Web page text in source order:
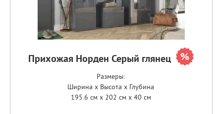
Прихожая Норден Серый глянец
Размеры:
Ширина x Высота x Глубина
195.6 см x 202 см x 40 см